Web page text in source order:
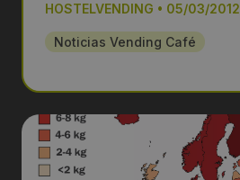
HOSTELVENDING • 05/03/2012
Noticias Vending Café